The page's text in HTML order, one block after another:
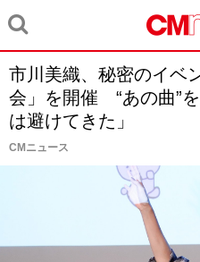
市川美織、秘密のイベ
会」を開催 “あの曲”
は避けてきた」
CMニュース